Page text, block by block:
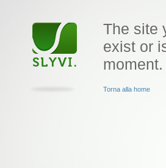
The site
exist or
moment.
Torna alla home